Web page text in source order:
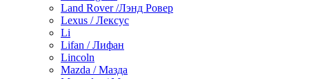
Land Rover /Лэнд Ровер
Lexus / Лексус
Li
Lifan / Лифан
Lincoln
Mazda / Мазда